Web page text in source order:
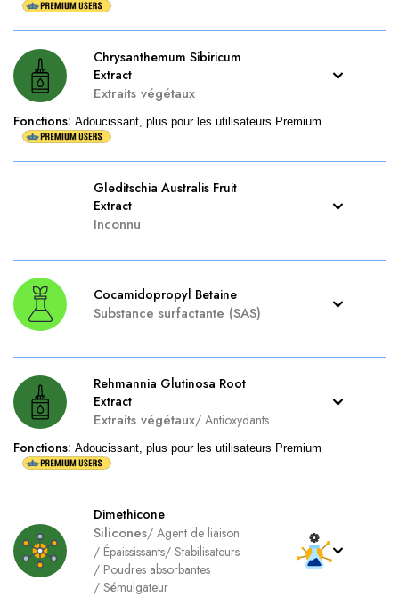
Chrysanthemum Sibiricum
Extract
Extraits végétaux
Fonctions: Adoucissant, plus pour les utilisateurs Premium
Gleditschia Australis Fruit
Extract
Inconnu
Cocamidopropyl Betaine
Substance surfactante (SAS)
Rehmannia Glutinosa Root
Extract
Extraits végétaux/ Antioxydants
Fonctions: Adoucissant, plus pour les utilisateurs Premium
Dimethicone
Silicones/ Agent de liaison
/ Épaississants/ Stabilisateurs
/ Poudres absorbantes
/ Sémulgateur